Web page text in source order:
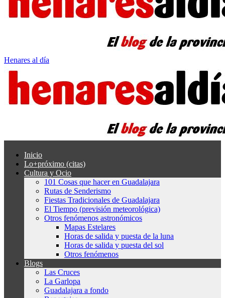
Henares al día
Inicio
Lo+próximo (citas)
Cultura y Ocio
101 Cosas que hacer en Guadalajara
Rutas de Senderismo
Fiestas Tradicionales de Guadalajara
El Tiempo (previsión meteorológica)
Otros fenómenos astronómicos
Mapas Estelares
Horas de salida y puesta de la luna
Horas de salida y puesta del sol
Otros fenómenos
Blogs
Las Cruces
La Garlopa
Guadalajara a fondo